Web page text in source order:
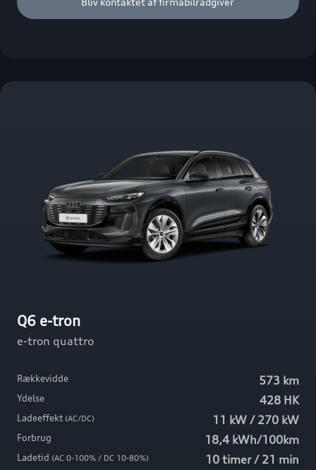
Q6 e-tron
e-tron quattro
573 km
Rækkevidde
428 HK
Ydelse
11 kW / 270 kW
Ladeeffekt (AC/DC)
18,4 kWh/100km
Forbrug
10 timer / 21 min
Ladetid (AC 0-100% / DC 10-80%)